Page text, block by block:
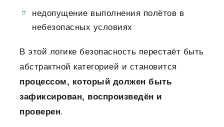
недопущение выполнения полётов в
небезопасных условиях
В этой логике безопасность перестаёт быть
абстрактной категорией и становится
процессом, который должен быть
зафиксирован, воспроизведён и
проверен.